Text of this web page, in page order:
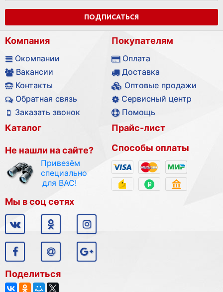
ПОДПИСАТЬСЯ
Компания
Окомпании
Вакансии
Контакты
Обратная связь
Заказать звонок
Покупателям
Оплата
Доставка
Оптовые продажи
Сервисный центр
Помощь
Каталог
Не нашли на сайте?
Привезём
специально
для ВАС!
Прайс-лист
Способы оплаты
Мы в соц сетях
Поделиться